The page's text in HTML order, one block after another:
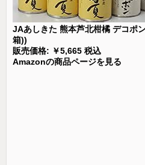
JAあしきた 熊本芦北柑橘 デコポ
箱))
販売価格: ￥5,665 税込
Amazonの商品ページを見る